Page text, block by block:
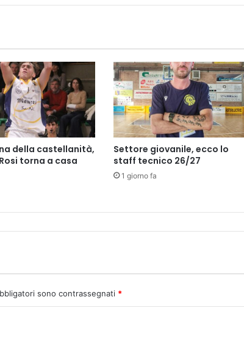
o
l
a
m
e
d
i
a
d
i
i
a
i
della castellanità,
torna a casa
Settore giovanile, ecco lo
staff tecnico 26/27
1 giorno fa
sono contrassegnati *